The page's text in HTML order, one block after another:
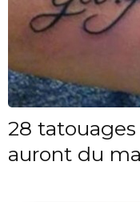
28
auront du